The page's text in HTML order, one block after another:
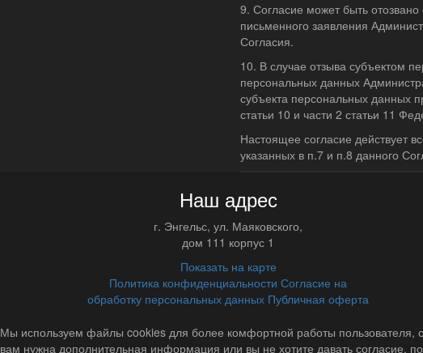
9. Согласие может быть
письменного заявления
Согласия.
10. В случае отзыва субъектом
персональных данных
субъекта персональных данных
статьи 10 и части 2 статьи 11
Настоящее согласие действует
указанных в п.7 и п.8 данного
Наш адрес
г. Энгельс, ул. Маяковского,
дом 111 корпус 1
Показать на карте
Политика конфиденциальности Согласие на
обработку персональных данных Публичная оферта
Мы используем файлы cookies для более комфортной работы пользователя,
вам нужна дополнительная информация или вы не хотите давать согласие,